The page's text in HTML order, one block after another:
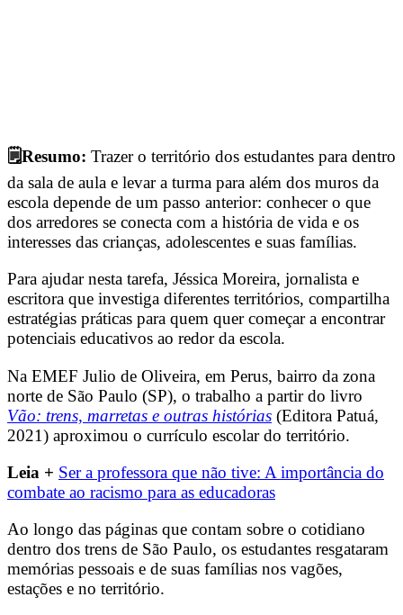
🗒️Resumo: Trazer o território dos estudantes para dentro
da sala de aula e levar a turma para além dos muros da
escola depende de um passo anterior: conhecer o que
dos arredores se conecta com a história de vida e os
interesses das crianças, adolescentes e suas famílias.
Para ajudar nesta tarefa, Jéssica Moreira, jornalista e
escritora que investiga diferentes territórios, compartilha
estratégias práticas para quem quer começar a encontrar
potenciais educativos ao redor da escola.
Na EMEF Julio de Oliveira, em Perus, bairro da zona
norte de São Paulo (SP), o trabalho a partir do livro
Vão: trens, marretas e outras histórias (Editora Patuá,
2021) aproximou o currículo escolar do território.
Leia + Ser a professora que não tive: A importância do
combate ao racismo para as educadoras
Ao longo das páginas que contam sobre o cotidiano
dentro dos trens de São Paulo, os estudantes resgataram
memórias pessoais e de suas famílias nos vagões,
estações e no território.